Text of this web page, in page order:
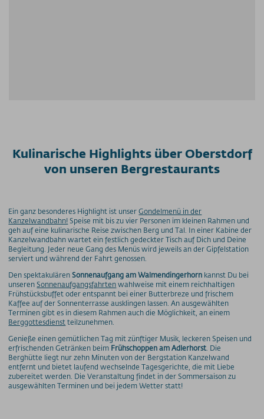
Kulinarische Highlights über Oberstdorf
von unseren Bergrestaurants
Ein ganz besonderes Highlight ist unserGondelmenü in der
Kanzelwandbahn!Speise mit bis zu vier Personen im kleinen Rahmen und
geh auf eine kulinarische Reise zwischen Berg und Tal. In einer Kabine der
Kanzelwandbahn wartet ein festlich gedeckter Tisch auf Dich und Deine
Begleitung. Jeder neue Gang des Menüs wird jeweils an der Gipfelstation
serviert und während der Fahrt genossen.
Den spektakulärenSonnenaufgang am Walmendingerhorn kannst Du bei
unserenSonnenaufgangsfahrtenwahlweise mit einem reichhaltigen
Frühstücksbuffet oder entspannt bei einer Butterbreze und frischem
Kaffee auf der Sonnenterrasse ausklingen lassen. An ausgewählten
Terminen gibt es in diesem Rahmen auch die Möglichkeit, an einem
Berggottesdienstteilzunehmen.
Genieße einen gemütlichen Tag mit zünftiger Musik, leckeren Speisen und
erfrischenden Getränken beim Frühschoppen am Adlerhorst . Die
Berghütte liegt nur zehn Minuten von der Bergstation Kanzelwand
entfernt und bietet laufend wechselnde Tagesgerichte, die mit Liebe
zubereitet werden. Die Veranstaltung findet in der Sommersaison zu
ausgewählten Terminen und bei jedem Wetter statt!